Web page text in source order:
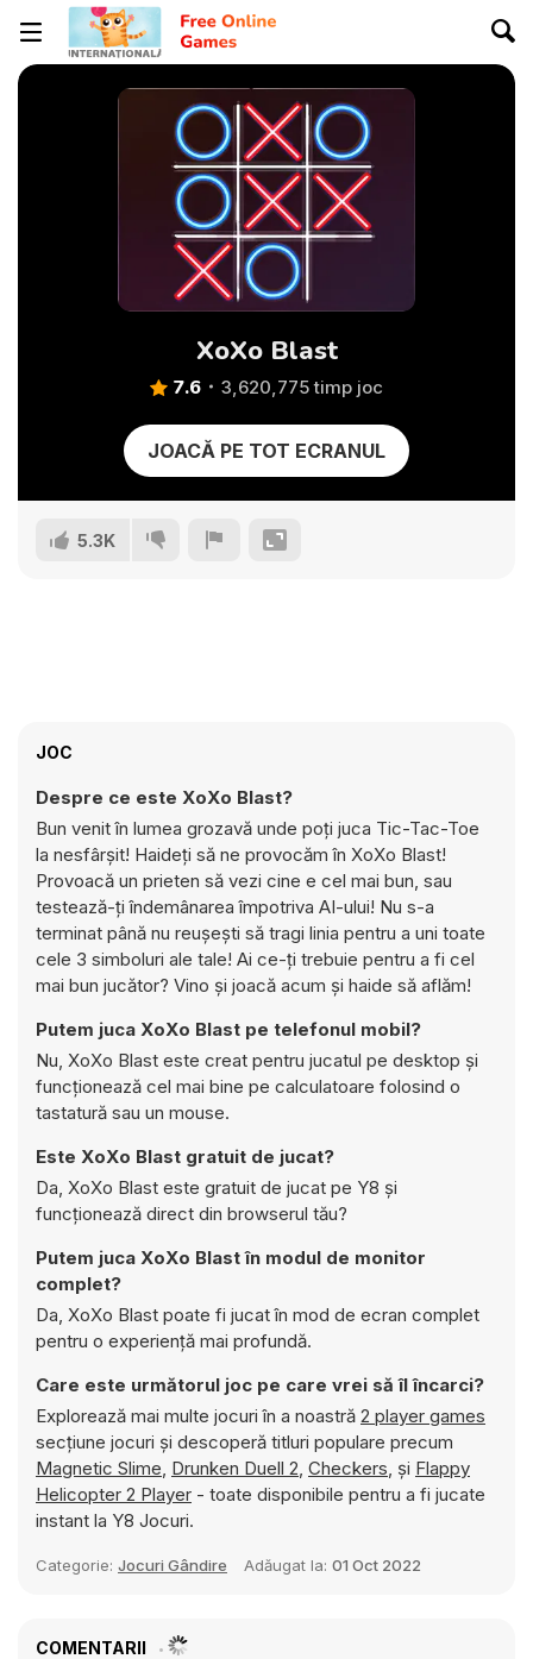
XoXo Blast
7.6 3,620,775 timp joc
JOACĂ PE TOT ECRANUL
5.3K
JOC
Despre ce este XoXo Blast?
Bun venit în lumea grozavă unde poți juca Tic-Tac-Toe
la nesfârșit! Haideți să ne provocăm în XoXo Blast!
Provoacă un prieten să vezi cine e cel mai bun, sau
testează-ți îndemânarea împotriva AI-ului! Nu s-a
terminat până nu reușești să tragi linia pentru a uni toate
cele 3 simboluri ale tale! Ai ce-ți trebuie pentru a fi cel
mai bun jucător? Vino și joacă acum și haide să aflăm!
Putem juca XoXo Blast pe telefonul mobil?
Nu, XoXo Blast este creat pentru jucatul pe desktop și
funcționează cel mai bine pe calculatoare folosind o
tastatură sau un mouse.
Este XoXo Blast gratuit de jucat?
Da, XoXo Blast este gratuit de jucat pe Y8 și
funcționează direct din browserul tău?
Putem juca XoXo Blast în modul de monitor
complet?
Da, XoXo Blast poate fi jucat în mod de ecran complet
pentru o experiență mai profundă.
Care este următorul joc pe care vrei să îl încarci?
Explorează mai multe jocuri în a noastră 2 player games
secțiune jocuri și descoperă titluri populare precum
Magnetic Slime, Drunken Duell 2, Checkers, și Flappy
Helicopter 2 Player - toate disponibile pentru a fi jucate
instant la Y8 Jocuri.
Categorie: Jocuri Gândire Adăugat la: 01 Oct 2022
COMENTARII